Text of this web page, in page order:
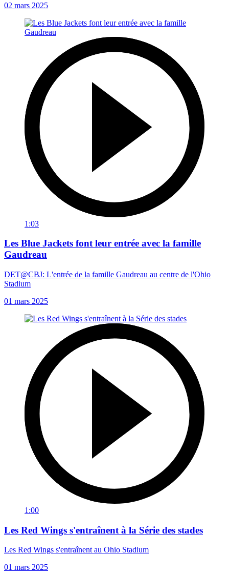
02 mars 2025
1:03
Les Blue Jackets font leur entrée avec la famille
Gaudreau
DET@CBJ: L'entrée de la famille Gaudreau au centre de l'Ohio
Stadium
01 mars 2025
1:00
Les Red Wings s'entraînent à la Série des stades
Les Red Wings s'entraînent au Ohio Stadium
01 mars 2025